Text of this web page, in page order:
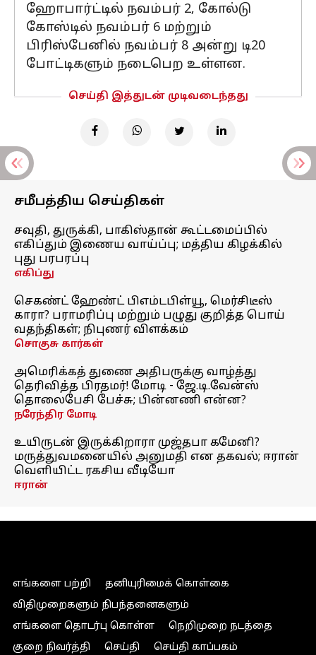
ஹோபார்ட்டில் நவம்பர் 2, கோல்டு
கோஸ்டில் நவம்பர் 6 மற்றும்
பிரிஸ்பேனில் நவம்பர் 8 அன்று டி20
போட்டிகளும் நடைபெற உள்ளன.
செய்தி இத்துடன் முடிவடைந்தது
சமீபத்திய செய்திகள்
சவுதி, துருக்கி, பாகிஸ்தான் கூட்டமைப்பில்
எகிப்தும் இணைய வாய்ப்பு; மத்திய கிழக்கில்
புது பரபரப்பு
எகிப்து
செகண்ட் ஹேண்ட் பிஎம்டபிள்யூ, மெர்சிடீஸ்
காரா? பராமரிப்பு மற்றும் பழுது குறித்த பொய்
வதந்திகள்; நிபுணர் விளக்கம்
சொகுசு கார்கள்
அமெரிக்கத் துணை அதிபருக்கு வாழ்த்து
தெரிவித்த பிரதமர்! மோடி - ஜே.டி.வேன்ஸ்
தொலைபேசி பேச்சு; பின்னணி என்ன?
நரேந்திர மோடி
உயிருடன் இருக்கிறாரா முஜ்தபா கமேனி?
மருத்துவமனையில் அனுமதி என தகவல்; ஈரான்
வெளியிட்ட ரகசிய வீடியோ
ஈரான்
எங்களை பற்றி
தனியுரிமைக் கொள்கை
விதிமுறைகளும் நிபந்தனைகளும்
எங்களை தொடர்பு கொள்ள
நெறிமுறை நடத்தை
குறை நிவர்த்தி
செய்தி செய்தி காப்பகம்